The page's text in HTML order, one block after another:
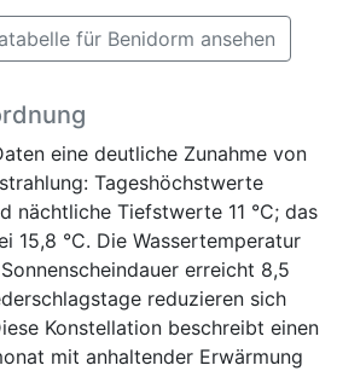
für Benidorm ansehen
eine deutliche Zunahme von
Tageshöchstwerte
nächtliche Tiefstwerte 11 °C; das
15,8 °C. Die Wassertemperatur
erreicht 8,5
reduzieren sich
Konstellation beschreibt einen
mit anhaltender Erwärmung